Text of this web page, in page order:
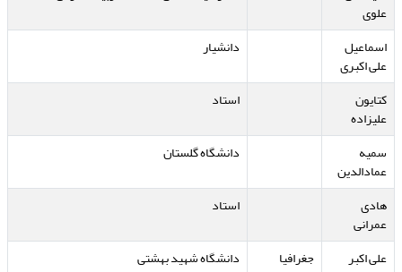
علوی
اسماعیل
علی اکبری
دانشیار
کتایون
علیزاده
استاد
سمیه
عمادالدین
دانشگاه گلستان
هادی
عمرانی
استاد
علی اکبر جغرافیا دانشگاه شهید بهشتی